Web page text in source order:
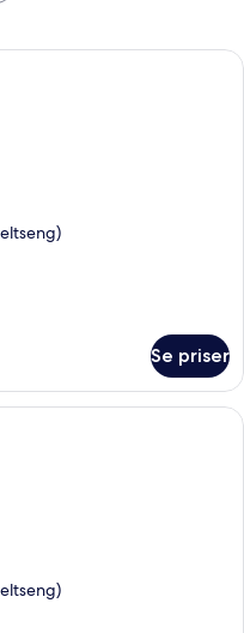
moderne hotelværelse med en
Se priser
moderne soveværelse med en